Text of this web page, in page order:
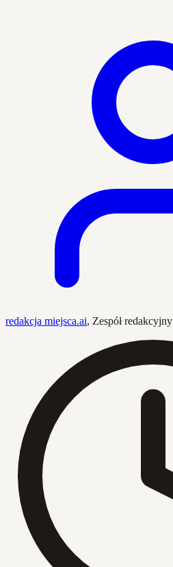
redakcja miejsca.ai, Zespół redakcyjny